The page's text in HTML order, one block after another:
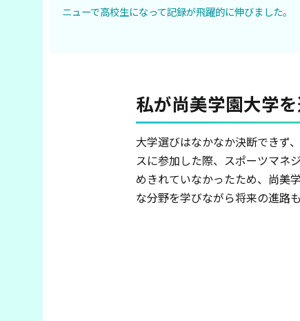
ニューで高校生になって記録が飛躍的に伸びました。
私が尚美学園大学
大学選びはなかなか決断できず
スに参加した際、スポーツマネ
めきれていなかったため、尚美
な分野を学びながら将来の進路